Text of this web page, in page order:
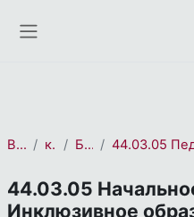
В начало курса(ов) Бакалавриат
44.03.05
Инклюзивное